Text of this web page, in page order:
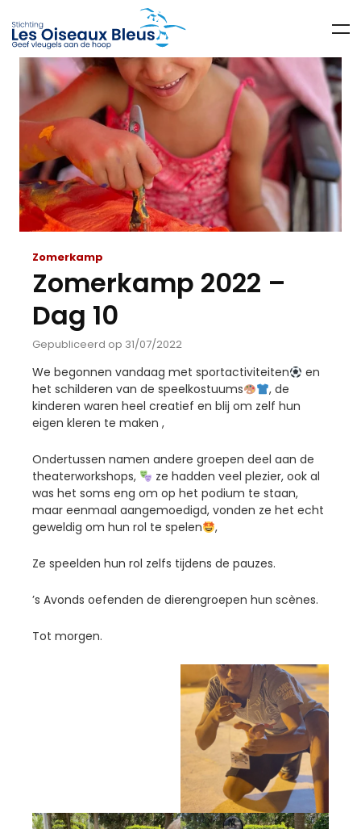
Zomerkamp
Zomerkamp 2022 –
Dag 10
Gepubliceerd op 31/07/2022
We begonnen vandaag met sportactiviteiten
en
het schilderen van de speelkostuums
, de
kinderen waren heel creatief en blij om zelf hun
eigen kleren te maken ,
Ondertussen namen andere groepen deel aan de
theaterworkshops,
ze hadden veel plezier, ook al
was het soms eng om op het podium te staan,
maar eenmaal aangemoedigd, vonden ze het echt
geweldig om hun rol te spelen
,
Ze speelden hun rol zelfs tijdens de pauzes.
’s Avonds oefenden de dierengroepen hun scènes.
Tot morgen.